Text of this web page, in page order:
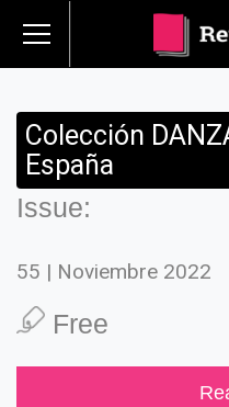
Colección
España
Issue:
55 | Noviembre 2022
Free